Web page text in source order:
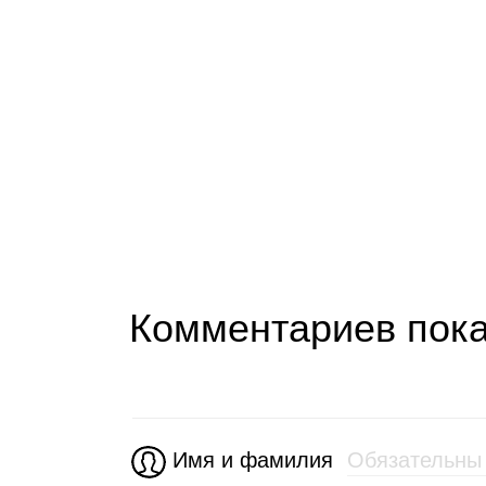
Комментариев
Имя и фамилия